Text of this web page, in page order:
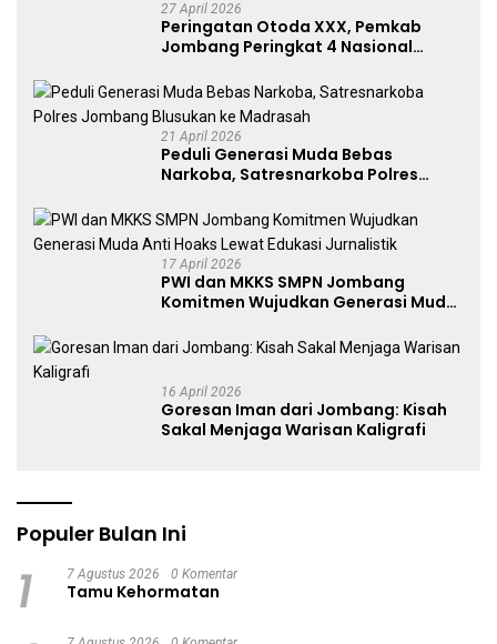
27 April 2026
Peringatan Otoda XXX, Pemkab
Jombang Peringkat 4 Nasional
21 April 2026
Peduli Generasi Muda Bebas
Narkoba, Satresnarkoba Polres
17 April 2026
PWI dan MKKS SMPN Jombang
Komitmen Wujudkan Generasi Muda
16 April 2026
Goresan Iman dari Jombang: Kisah
Sakal Menjaga Warisan Kaligrafi
Populer Bulan Ini
1 7 Agustus 2026 0 Komentar
Tamu Kehormatan